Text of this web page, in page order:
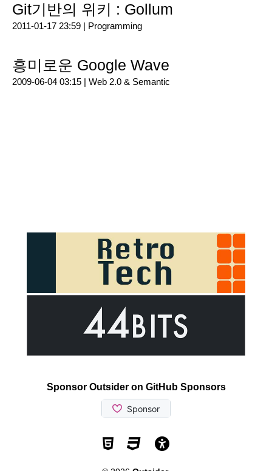
Git기반의 위키 : Gollum
2011-01-17 23:59 | Programming
흥미로운 Google Wave
2009-06-04 03:15 | Web 2.0 & Semantic
Sponsor Outsider on GitHub Sponsors
Valid HTML5
Valid CSS
WCAG 2.1 AA